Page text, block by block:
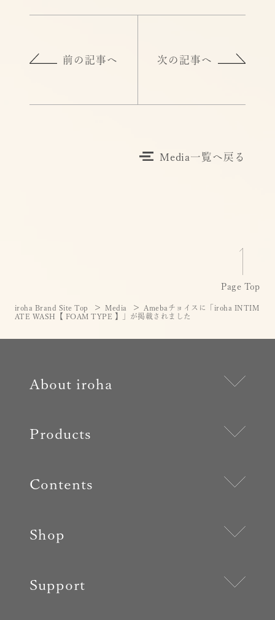
前の記事へ
Media一覧へ戻る
次の記事へ
Page Top
iroha Brand Site Top Media
Amebaチョイスに「iroha INTIM
ATE WASH【 FOAM TYPE 】」が掲載されました
About iroha
Products
Contents
Shop
Support